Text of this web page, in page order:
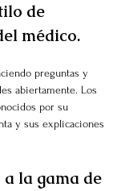
de
médico.
preguntas y
abiertamente. Los
por su
y sus explicaciones
a la gama de